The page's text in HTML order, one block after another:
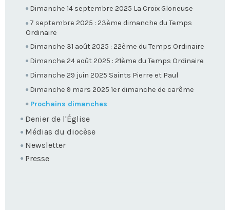
Dimanche 14 septembre 2025 La Croix Glorieuse
7 septembre 2025 : 23ème dimanche du Temps
Ordinaire
Dimanche 31 août 2025 : 22ème du Temps Ordinaire
Dimanche 24 août 2025 : 21ème du Temps Ordinaire
Dimanche 29 juin 2025 Saints Pierre et Paul
Dimanche 9 mars 2025 1er dimanche de carême
Prochains dimanches
Denier de l'Église
Médias du diocèse
Newsletter
Presse